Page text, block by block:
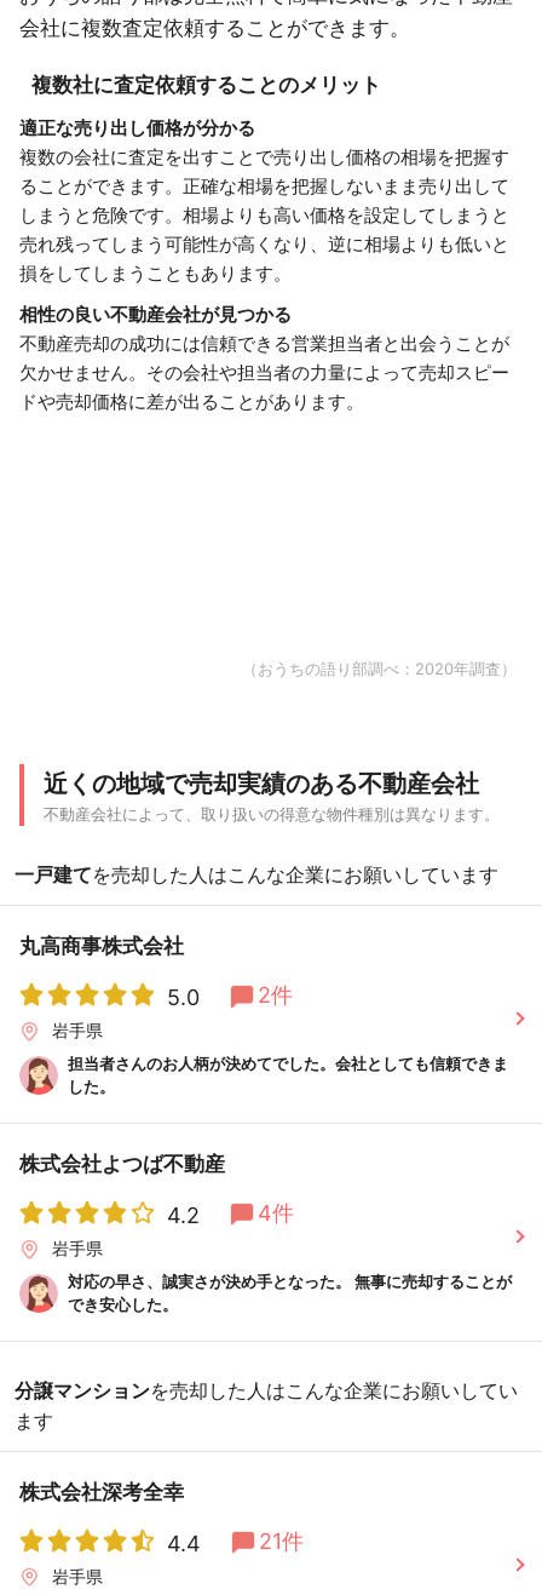
会社に複数査定依頼することができます。
複数社に査定依頼することのメリット
適正な売り出し価格が分かる
複数の会社に査定を出すことで売り出し価格の相場を把握す
ることができます。正確な相場を把握しないまま売り出して
しまうと危険です。相場よりも高い価格を設定してしまうと
売れ残ってしまう可能性が高くなり、逆に相場よりも低いと
損をしてしまうこともあります。
相性の良い不動産会社が見つかる
不動産売却の成功には信頼できる営業担当者と出会うことが
欠かせません。その会社や担当者の力量によって売却スピー
ドや売却価格に差が出ることがあります。
（おうちの語り部調べ：2020年調査）
近くの地域で売却実績のある不動産会社
不動産会社によって、取り扱いの得意な物件種別は異なります。
一戸建てを売却した人はこんな企業にお願いしています
丸高商事株式会社
5.0 2件
岩手県
担当者さんのお人柄が決めてでした。会社としても信頼できま
した。
株式会社よつば不動産
4.2 4件
岩手県
対応の早さ、誠実さが決め手となった。 無事に売却することが
でき安心した。
分譲マンションを売却した人はこんな企業にお願いしてい
ます
株式会社深考全幸
4.4 21件
岩手県